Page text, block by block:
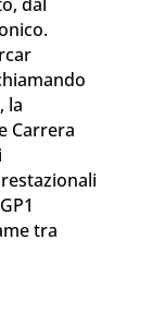
la
Carrera
tra